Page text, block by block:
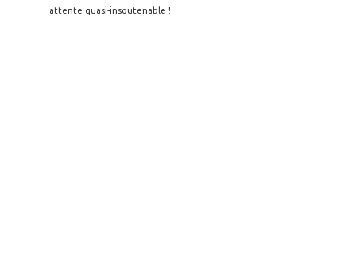
attente quasi-insoutenable !